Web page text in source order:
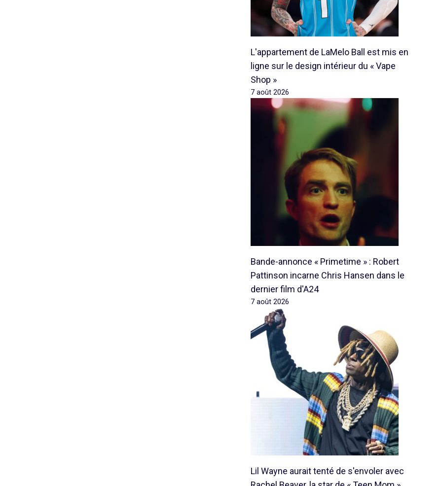
L'appartement de LaMelo Ball est mis en
ligne sur le design intérieur du « Vape
Shop »
7 août 2026
Bande-annonce « Primetime » : Robert
Pattinson incarne Chris Hansen dans le
dernier film d'A24
7 août 2026
Lil Wayne aurait tenté de s'envoler avec